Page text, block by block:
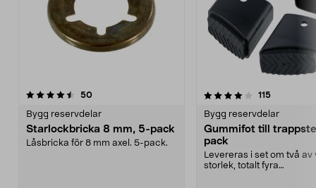
50recensioner
Bygg reservdelar
Starlockbricka 8 mm, 5-pack
Låsbricka för 8 mm axel. 5-pack.
4.0 av 5 stjärnor 115
Bygg reservdelar
Gummifot till
pack
Levereras i set om två av
storlek, totalt fyra
4.0 av 5 stjärnor